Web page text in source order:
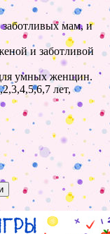
мам, и
и заботливой
умных женщин.
лет,